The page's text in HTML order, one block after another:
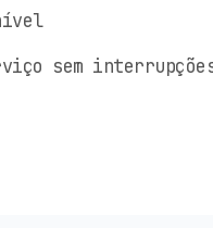
sem